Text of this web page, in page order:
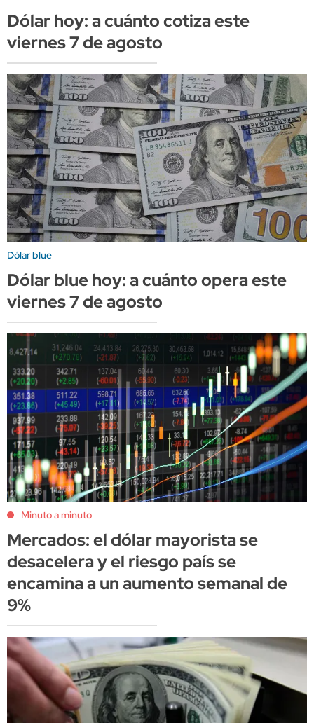
Dólar hoy: a cuánto cotiza este
viernes 7 de agosto
Dólar blue
Dólar blue hoy: a cuánto opera este
viernes 7 de agosto
Minuto a minuto
Mercados: el dólar mayorista se
desacelera y el riesgo país se
encamina a un aumento semanal de
9%